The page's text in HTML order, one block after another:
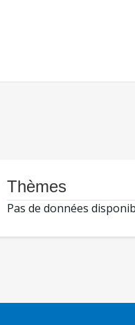
Thèmes
Pas de données